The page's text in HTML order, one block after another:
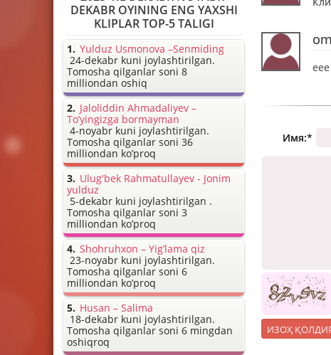
Имя:*
DEKABR OYINING ENG YAXSHI
KLIPLAR TOP-5 TALIGI
Yulduz Usmonova –Senmiding
24-dekabr kuni joylashtirilgan.
Tomosha qilganlar soni 8
milliondan oshiq
Jaloliddin Ahmadaliyev –
To’yingizga bormayman
4-noyabr kuni joylashtirilgan.
Tomosha qilganlar soni 36
milliondan ko’proq
Ulug'bek Rahmatullayev - Jonim
yulduz
5-dekabr kuni joylashtirilgan .
Tomosha qilganlar soni 3
milliondan ko’proq
Shohruhxon – Yig’lama qiz
23-noyabr kuni joylashtirilgan.
Tomosha qilganlar soni 6
milliondan ko’proq
Husan – Salima
18-dekabr kuni joylashtirilgan.
Tomosha qilganlar soni 6 mingdan
oshiqroq